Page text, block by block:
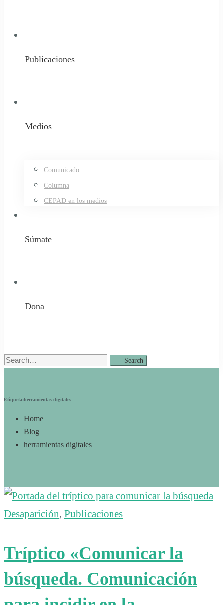
Publicaciones
Medios
Comunicado
Columna
CEPAD en los medios
Súmate
Dona
Search
Search
Etiqueta:herramientas digitales
Home
Blog
herramientas digitales
Desaparición, Publicaciones
Tríptico «Comunicar la
búsqueda. Comunicación